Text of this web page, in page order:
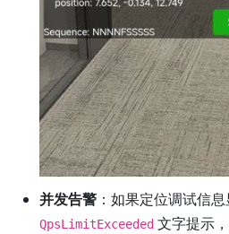
并发告警 ：如果定位调试信
QpsLimitExceeded 文字提示，